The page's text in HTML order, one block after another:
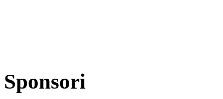
Sponsori